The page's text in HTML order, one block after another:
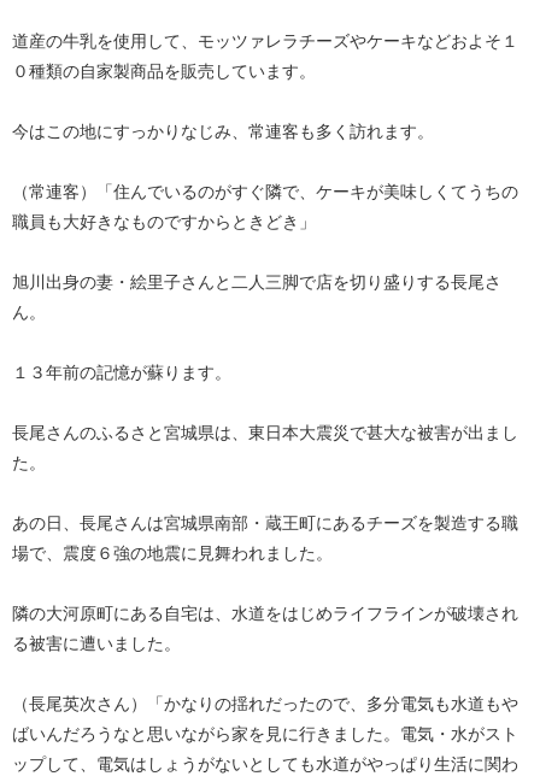
道産の牛乳を使用して、モッツァレラチーズやケーキなどおよそ１
０種類の自家製商品を販売しています。
今はこの地にすっかりなじみ、常連客も多く訪れます。
（常連客）「住んでいるのがすぐ隣で、ケーキが美味しくてうちの
職員も大好きなものですからときどき」
旭川出身の妻・絵里子さんと二人三脚で店を切り盛りする長尾さ
ん。
１３年前の記憶が蘇ります。
長尾さんのふるさと宮城県は、東日本大震災で甚大な被害が出まし
た。
あの日、長尾さんは宮城県南部・蔵王町にあるチーズを製造する職
場で、震度６強の地震に見舞われました。
隣の大河原町にある自宅は、水道をはじめライフラインが破壊され
る被害に遭いました。
（長尾英次さん）「かなりの揺れだったので、多分電気も水道もや
ばいんだろうなと思いながら家を見に行きました。電気・水がスト
ップして、電気はしょうがないとしても水道がやっぱり生活に関わ